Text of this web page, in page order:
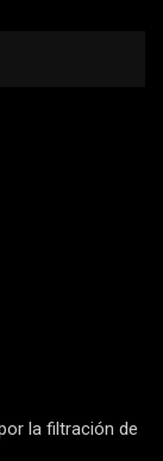
la filtración de